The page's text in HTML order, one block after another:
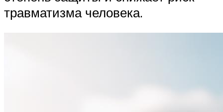
травматизма человека.